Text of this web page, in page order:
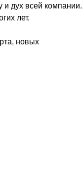
и дух всей компании.
лет.
новых